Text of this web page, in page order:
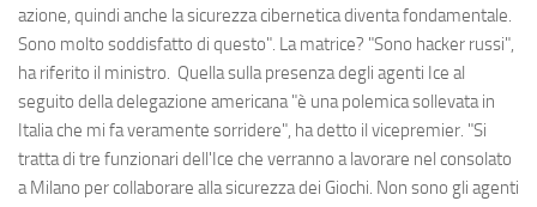
azione, quindi anche la sicurezza cibernetica diventa fondamentale.
Sono molto soddisfatto di questo". La matrice? "Sono hacker russi",
ha riferito il ministro. Quella sulla presenza degli agenti Ice al
seguito della delegazione americana "è una polemica sollevata in
Italia che mi fa veramente sorridere", ha detto il vicepremier. "Si
tratta di tre funzionari dell'Ice che verranno a lavorare nel consolato
a Milano per collaborare alla sicurezza dei Giochi. Non sono gli agenti